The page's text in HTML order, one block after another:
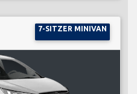
7-SITZER MINIVAN